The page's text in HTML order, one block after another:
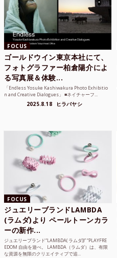
FOCUS
ゴールドウイン東京本社にて、
フォトグラファー柏倉陽介によ
る写真展＆体験...
「Endless Yosuke Kashiwakura Photo Exhibitio
n and Creative Dialogues」 ■ネイチャーフ...
2025.8.18 ヒラバヤシ
FOCUS
ジュエリーブランドLAMBDA
(ラムダ)より ペールトーンカラ
ーの新作...
ジュエリーブランド“LAMBDA( ラムダ))” “PLAYFRE
EDOM 自由を遊べ。 LAMBDA（ラムダ）は、有限
な資源を無限のクリエイティブで追...